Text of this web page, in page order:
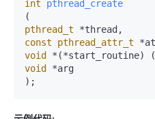
int
pthread_create
pthread_t
const
pthread_attr_t
void
*(*start_routine) (
void
*arg
) ;